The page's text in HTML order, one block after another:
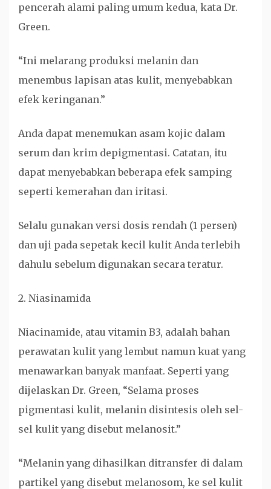
pencerah alami paling umum kedua, kata Dr.
Green.
“Ini melarang produksi melanin dan
menembus lapisan atas kulit, menyebabkan
efek keringanan.”
Anda dapat menemukan asam kojic dalam
serum dan krim depigmentasi. Catatan, itu
dapat menyebabkan beberapa efek samping
seperti kemerahan dan iritasi.
Selalu gunakan versi dosis rendah (1 persen)
dan uji pada sepetak kecil kulit Anda terlebih
dahulu sebelum digunakan secara teratur.
2. Niasinamida
Niacinamide, atau vitamin B3, adalah bahan
perawatan kulit yang lembut namun kuat yang
menawarkan banyak manfaat. Seperti yang
dijelaskan Dr. Green, “Selama proses
pigmentasi kulit, melanin disintesis oleh sel-
sel kulit yang disebut melanosit.”
“Melanin yang dihasilkan ditransfer di dalam
partikel yang disebut melanosom, ke sel kulit